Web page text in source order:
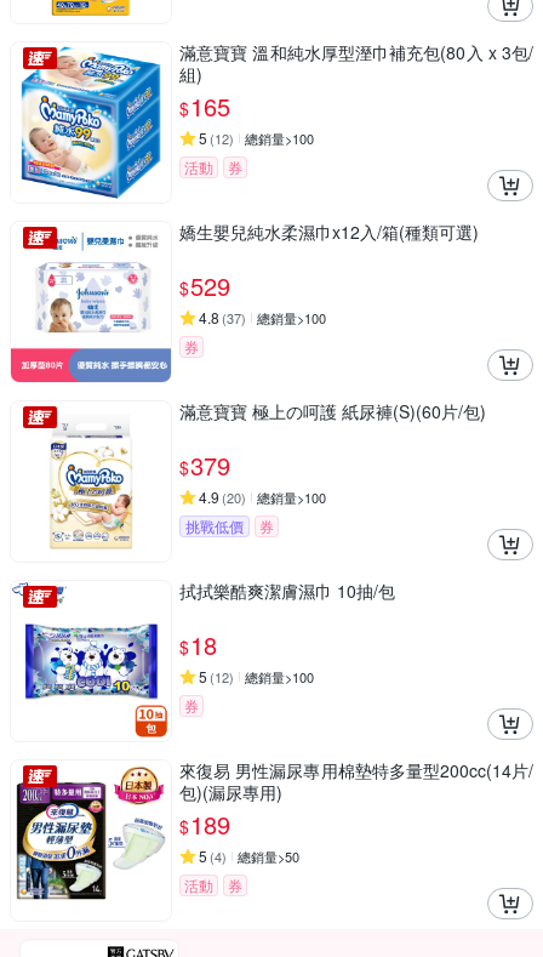
滿意寶寶 溫和純水厚型溼巾補充包(80入 x 3包/
組)
$165
5 (12) 總銷量>100
活動 券
嬌生嬰兒純水柔濕巾x12入/箱(種類可選)
$529
4.8 (37) 總銷量>100
券
滿意寶寶 極上の呵護 紙尿褲(S)(60片/包)
$379
4.9 (20) 總銷量>100
挑戰低價 券
拭拭樂酷爽潔膚濕巾 10抽/包
$18
5 (12) 總銷量>100
券
來復易 男性漏尿專用棉墊特多量型200cc(14片/
包)(漏尿專用)
$189
5 (4) 總銷量>50
活動 券